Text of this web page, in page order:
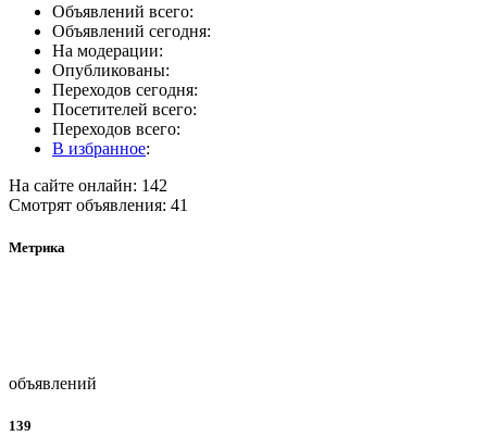
Объявлений всего:
Объявлений сегодня:
На модерации:
Опубликованы:
Переходов сегодня:
Посетителей всего:
Переходов всего:
В избранное:
На сайте онлайн: 142
Смотрят объявления: 41
Метрика
объявлений
139